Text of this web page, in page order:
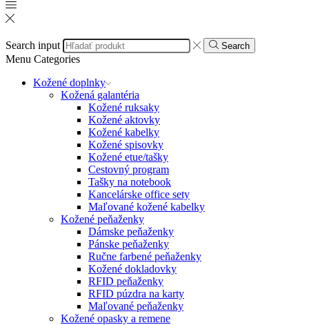
Search input Search
Menu Categories
Kožené doplnky
Kožená galantéria
Kožené ruksaky
Kožené aktovky
Kožené kabelky
Kožené spisovky
Kožené etue/tašky
Cestovný program
Tašky na notebook
Kancelárske office sety
Maľované kožené kabelky
Kožené peňaženky
Dámske peňaženky
Pánske peňaženky
Ručne farbené peňaženky
Kožené dokladovky
RFID peňaženky
RFID púzdra na karty
Maľované peňaženky
Kožené opasky a remene